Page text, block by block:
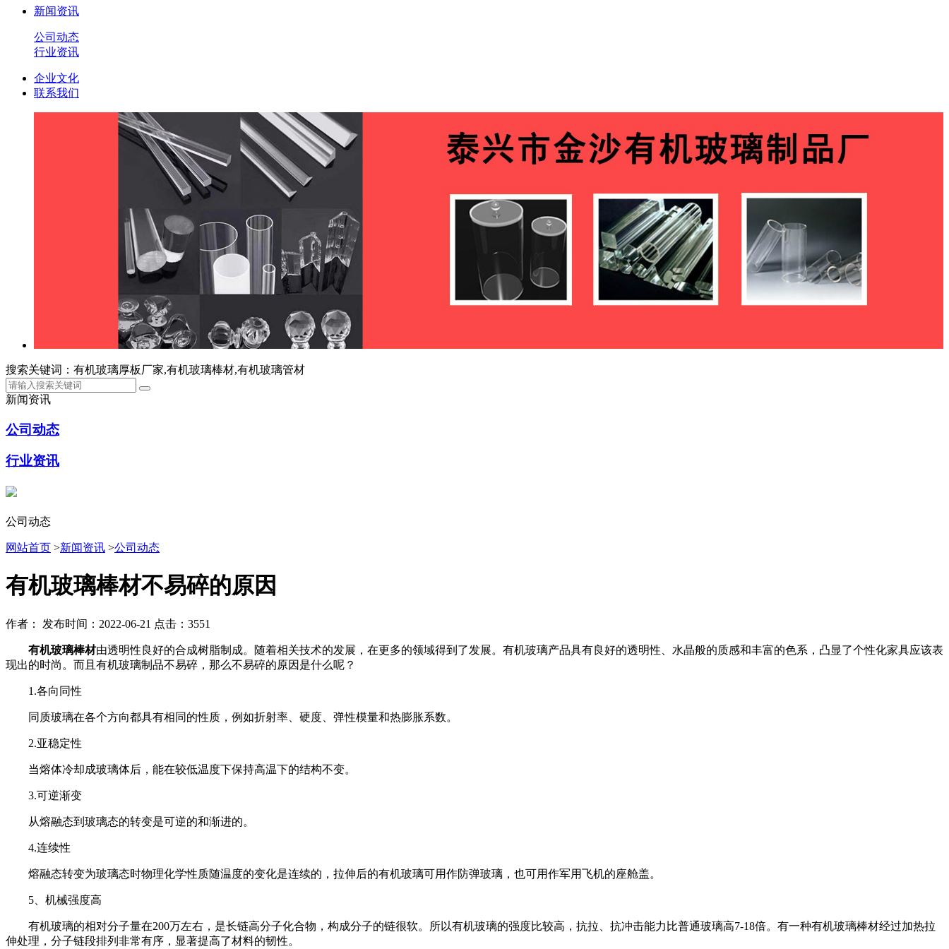
新闻资讯
公司动态
行业资讯
企业文化
联系我们
搜索关键词：有机玻璃厚板厂家,有机玻璃棒材,有机玻璃管材
新闻资讯
公司动态
行业资讯
公司动态
网站首页 >新闻资讯 >公司动态
有机玻璃棒材不易碎的原因
作者： 发布时间：2022-06-21 点击：3551
有机玻璃棒材由透明性良好的合成树脂制成。随着相关技术的发展，在更多的领域得到了发展。有机玻璃产品具有良好的透明性、水晶般的质感和丰富的色系，凸显了个性化家具应该表
现出的时尚。而且有机玻璃制品不易碎，那么不易碎的原因是什么呢？
1.各向同性
同质玻璃在各个方向都具有相同的性质，例如折射率、硬度、弹性模量和热膨胀系数。
2.亚稳定性
当熔体冷却成玻璃体后，能在较低温度下保持高温下的结构不变。
3.可逆渐变
从熔融态到玻璃态的转变是可逆的和渐进的。
4.连续性
熔融态转变为玻璃态时物理化学性质随温度的变化是连续的，拉伸后的有机玻璃可用作防弹玻璃，也可用作军用飞机的座舱盖。
5、机械强度高
有机玻璃的相对分子量在200万左右，是长链高分子化合物，构成分子的链很软。所以有机玻璃的强度比较高，抗拉、抗冲击能力比普通玻璃高7-18倍。有一种有机玻璃棒材经过加热拉
伸处理，分子链段排列非常有序，显著提高了材料的韧性。